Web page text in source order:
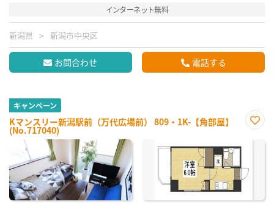
インターネット無料
新潟県 新潟市中央区
お問合わせ 電話する
キャンペーン
Kマンスリー新潟駅前（万代広場前） 809・1K-【角部屋】
(No.717040)
に入